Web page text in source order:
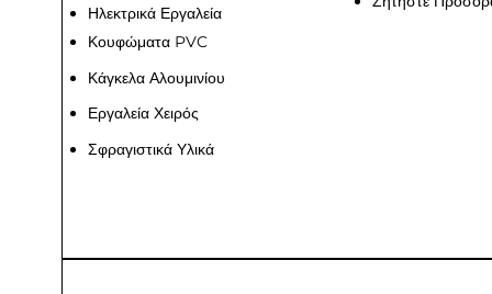
Ηλεκτρικά Εργαλεία
Κουφώματα PVC
Κάγκελα Αλουμινίου
Εργαλεία Χειρός
Σφραγιστικά Υλικά